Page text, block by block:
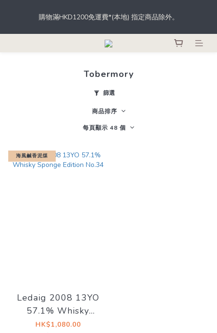
醺醉的酒類。
購物滿HKD1200免運費*(本地) 指定商品除外。
登記成為會員，從此於THE M.C.店內、網店、酒吧消費，即可輕鬆
根據香港法律，不得於業務過程中，向未成年人士售賣或供應令人
醺醉的酒類。
Tobermory
篩選
商品排序
每頁顯示 48 個
海風鹹香泥煤
Ledaig 2008 13YO
57.1% Whisky
Sponge Edition
HK$1,080.00